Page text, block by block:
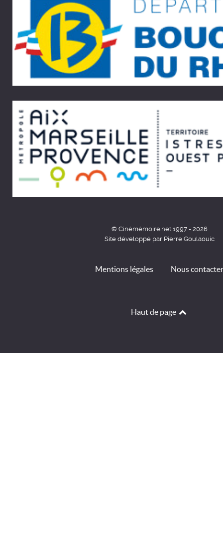
© Cinémémoire.net 1997 - 2026
Site développé par Pierre Goulaouic
Mentions légales Nous contacter
Haut de page